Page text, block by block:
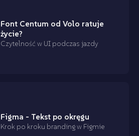
Font Centum od Volo ratuje
życie?
Czytelność w UI podczas jazdy
Figma - Tekst po okręgu
Krok po kroku branding w Figmie